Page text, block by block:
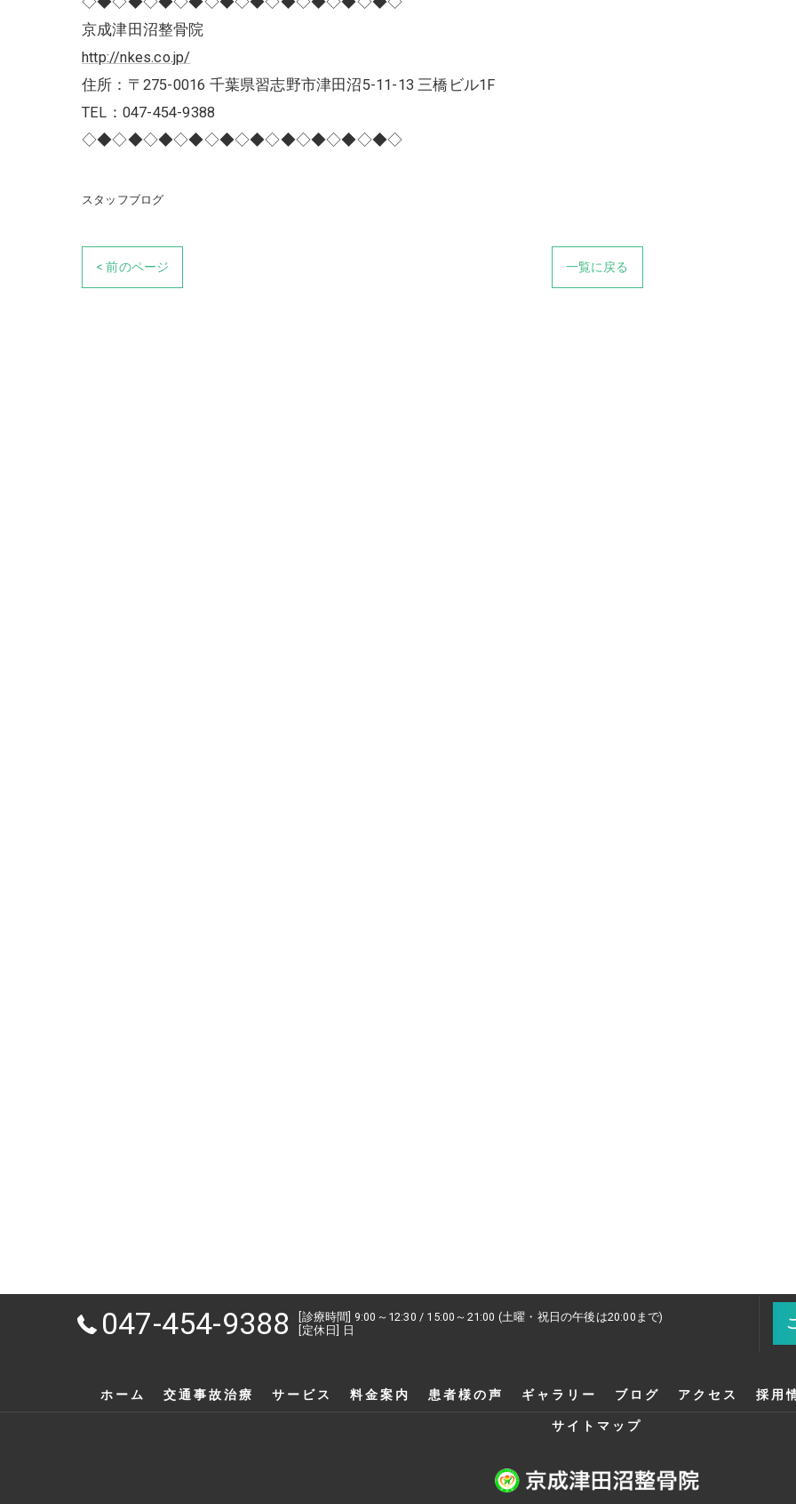
京成津田沼整骨院
http://nkes.co.jp/
住所：〒275-0016 千葉県習志野市津田沼5-11-13 三橋ビル1F
TEL：047-454-9388
◇◆◇◆◇◆◇◆◇◆◇◆◇◆◇◆◇◆◇◆◇
スタッフブログ
< 前のページ 一覧に戻る
047-454-9388
[診療時間] 9:00～12:30 / 15:00～21:00 (土曜・祝日の午後は20:00まで)
[定休日] 日
ホーム 交通事故治療 サービス 料金案内 患者様の声 ギャラリー ブログ アクセス 採用
サイトマップ